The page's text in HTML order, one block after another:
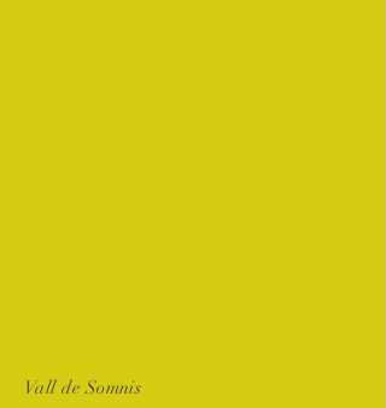
Vall de Somnis